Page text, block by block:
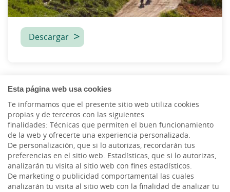
Esta página web usa cookies
Te informamos que el presente sitio web utiliza cookies
propias y de terceros con las siguientes
finalidades: Técnicas que permiten el buen funcionamiento
de la web y ofrecerte una experiencia personalizada.
De personalización, que si lo autorizas, recordarán tus
preferencias en el sitio web. Estadísticas, que si lo autorizas,
analizarán tu visita al sitio web con fines estadísticos.
De marketing o publicidad comportamental las cuales
analizarán tu visita al sitio web con la finalidad de analizar tu
Descargar